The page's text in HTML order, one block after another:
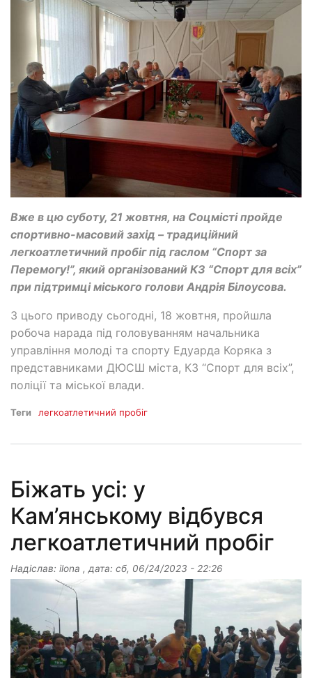
Вже в цю суботу, 21 жовтня, на Соцмісті пройде
спортивно-масовий захід – традиційний
легкоатлетичний пробіг під гаслом “Спорт за
Перемогу!”, який організований КЗ “Спорт для всіх”
при підтримці міського голови Андрія Білоусова.
З цього приводу сьогодні, 18 жовтня, пройшла
робоча нарада під головуванням начальника
управління молоді та спорту Едуарда Коряка з
представниками ДЮСШ міста, КЗ “Спорт для всіх”,
поліції та міської влади.
Теги легкоатлетичний пробіг
Біжать усі: у
Кам’янському відбувся
легкоатлетичний пробіг
Надіслав: ilona , дата: сб, 06/24/2023 - 22:26